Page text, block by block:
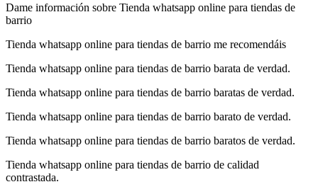
Dame información sobre Tienda whatsapp online para tiendas de
barrio
Tienda whatsapp online para tiendas de barrio me recomendáis
Tienda whatsapp online para tiendas de barrio barata de verdad.
Tienda whatsapp online para tiendas de barrio baratas de verdad.
Tienda whatsapp online para tiendas de barrio barato de verdad.
Tienda whatsapp online para tiendas de barrio baratos de verdad.
Tienda whatsapp online para tiendas de barrio de calidad
contrastada.